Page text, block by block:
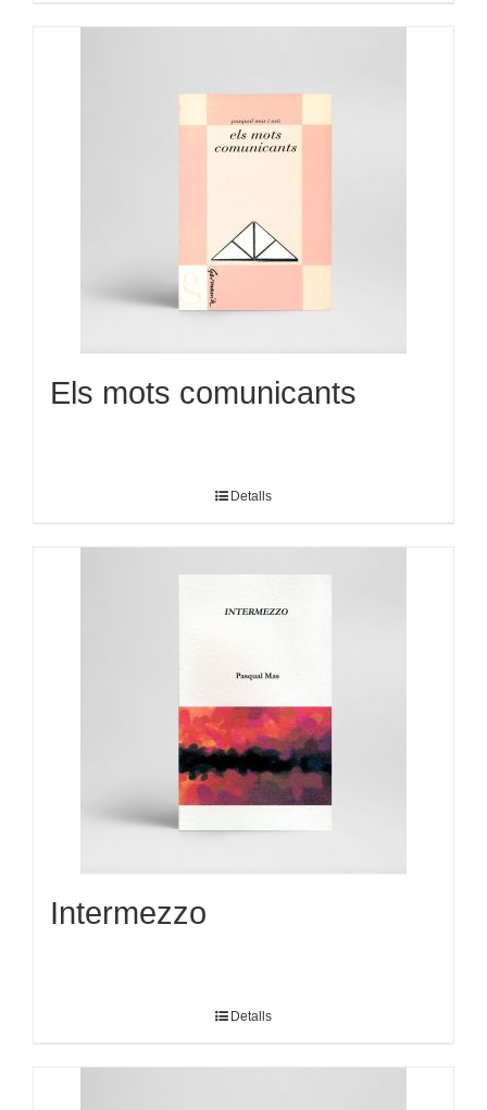
Els mots comunicants
Detalls
Intermezzo
Detalls